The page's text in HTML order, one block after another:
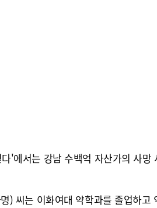
'에서는 강남 수백억 자산가의 사망
) 씨는 이화여대 약학과를 졸업하